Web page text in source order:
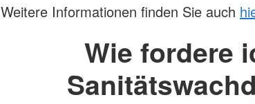
Weitere Informationen finden Sie auch
Wie fordere